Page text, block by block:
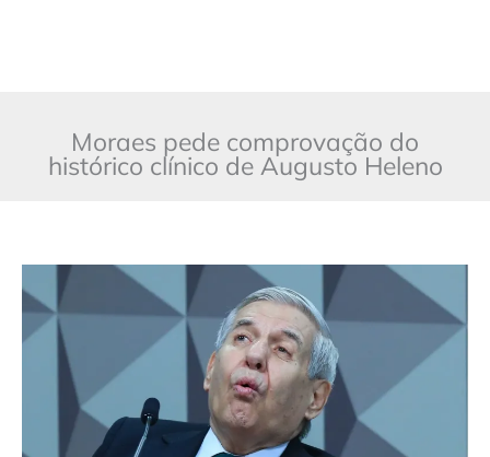
Moraes pede comprovação do
histórico clínico de Augusto Heleno
Moraes
pede
comprovação
histórico